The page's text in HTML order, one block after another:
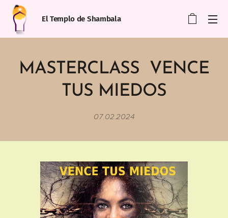
El Templo de Shambala
MASTERCLASS VENCE
TUS MIEDOS
07.02.2024